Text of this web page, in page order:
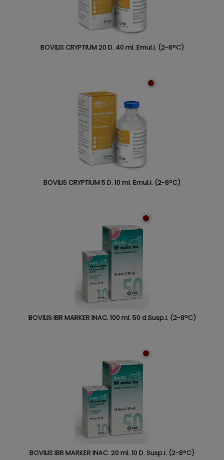
BOVILIS CRYPTIUM 20 D. 40 ml. Emul.i. (2-8°C)
BOVILIS CRYPTIUM 5 D. 10 ml. Emul.i. (2-8°C)
BOVILIS IBR MARKER INAC. 100 ml. 50 d.Susp.i. (2-8°C)
BOVILIS IBR MARKER INAC. 20 ml. 10 D. Susp.i. (2-8°C)